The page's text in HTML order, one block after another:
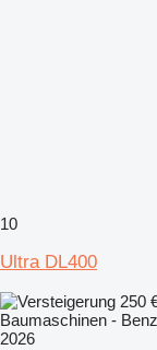
10
Ultra DL400
250
Baumaschinen -
2026